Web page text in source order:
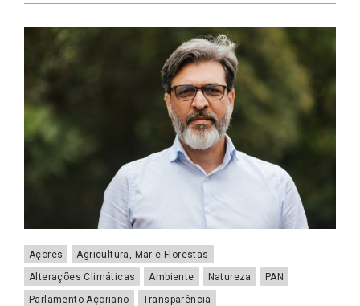
Açores
Agricultura, Mar e Florestas
Alterações Climáticas
Ambiente Natureza
PAN
Parlamento Açoriano
Transparência